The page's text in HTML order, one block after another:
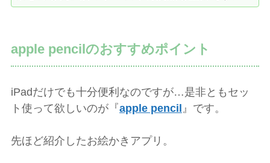
apple pencilのおすすめポイント
iPadだけでも十分便利なのですが…是非ともセッ
ト使って欲しいのが『apple pencil 』です。
先ほど紹介したお絵かきアプリ。